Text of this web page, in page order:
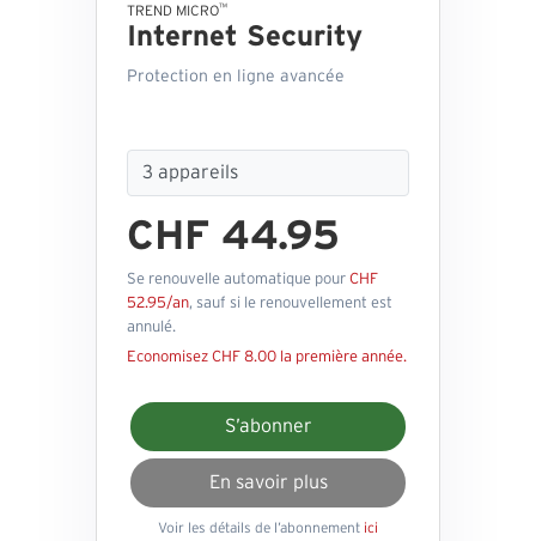
TREND MICRO™
Internet Security
Protection en ligne avancée
CHF 44.95
Se renouvelle automatique pour CHF
52.95/an, sauf si le renouvellement est
annulé.
Economisez CHF 8.00 la première année.
S’abonner
En savoir plus
Voir les détails de l’abonnement ici